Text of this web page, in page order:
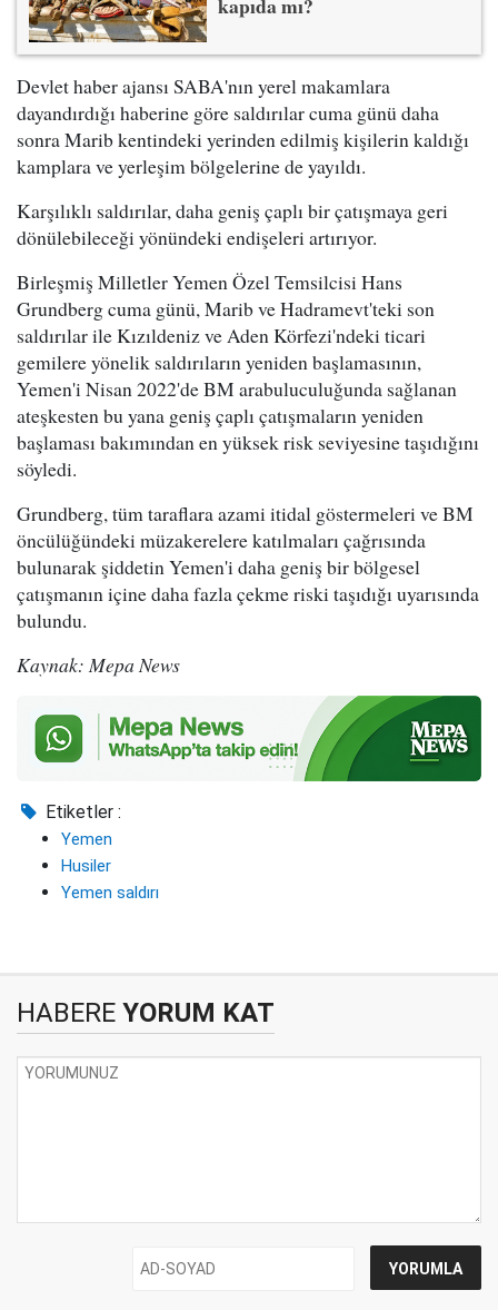
Devlet haber ajansı SABA'nın yerel makamlara
dayandırdığı haberine göre saldırılar cuma günü daha
sonra Marib kentindeki yerinden edilmiş kişilerin kaldığı
kamplara ve yerleşim bölgelerine de yayıldı.
Karşılıklı saldırılar, daha geniş çaplı bir çatışmaya geri
dönülebileceği yönündeki endişeleri artırıyor.
Birleşmiş Milletler Yemen Özel Temsilcisi Hans
Grundberg cuma günü, Marib ve Hadramevt'teki son
saldırılar ile Kızıldeniz ve Aden Körfezi'ndeki ticari
gemilere yönelik saldırıların yeniden başlamasının,
Yemen'i Nisan 2022'de BM arabuluculuğunda sağlanan
ateşkesten bu yana geniş çaplı çatışmaların yeniden
başlaması bakımından en yüksek risk seviyesine taşıdığını
söyledi.
Grundberg, tüm taraflara azami itidal göstermeleri ve BM
öncülüğündeki müzakerelere katılmaları çağrısında
bulunarak şiddetin Yemen'i daha geniş bir bölgesel
çatışmanın içine daha fazla çekme riski taşıdığı uyarısında
bulundu.
Kaynak: Mepa News
Etiketler :
Yemen
Husiler
Yemen saldırı
HABERE YORUM KAT